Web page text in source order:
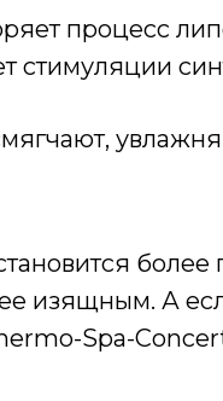
процесс
стимуляции
изящным. А
Spa-